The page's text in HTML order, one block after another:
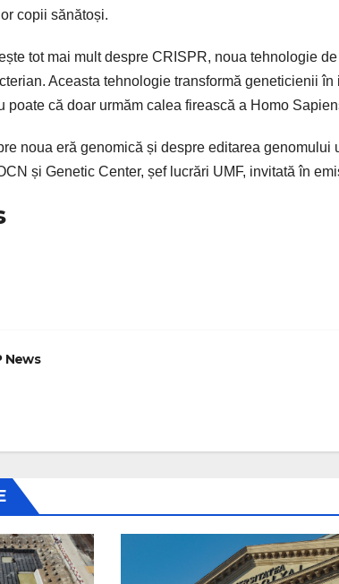
copii sănătoși.
tot mai mult despre CRISPR, noua tehnologie
Aceasta tehnologie transformă geneticienii
poate că doar urmăm calea firească a Homo
noua eră genomică și despre editarea genomului
și Genetic Center, șef lucrări UMF, invitată în
News